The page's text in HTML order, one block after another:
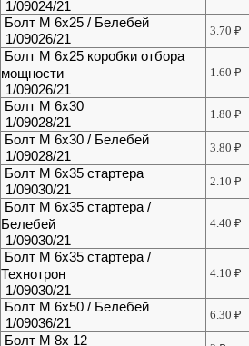
1/09024/21
Болт М 6х25 / Белебей
1/09026/21
3.70₽
Болт М 6х25 коробки отбора
мощности
1/09026/21
1.60₽
Болт М 6х30
1/09028/21
1.80₽
Болт М 6х30 / Белебей
1/09028/21
3.80₽
Болт М 6х35 стартера
1/09030/21
2.10₽
Болт М 6х35 стартера /
Белебей
1/09030/21
4.40₽
Болт М 6х35 стартера /
Технотрон
1/09030/21
4.10₽
Болт М 6х50 / Белебей
1/09036/21
6.30₽
Болт М 8х 12